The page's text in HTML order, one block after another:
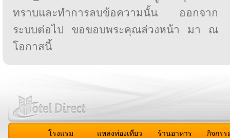
ทราบและทำการลบข้อความนั้น ออกจาก
ระบบต่อไป ขอขอบพระคุณล่วงหน้า มา ณ
โอกาสนี้
โรงแรม แหล่งท่องเที่ยว ร้านอาหาร กิจกรร